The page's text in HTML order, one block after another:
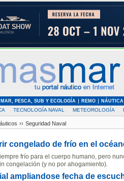
MAR, PESCA, SUB Y ECOLOGÍA REMO NÁUTICA
TECNOLOGÍA NAVAL METEOROLOGÍA
›› Seguridad Naval
congelado de frío en el
frío para el cuerpo humano, pero
congelación (y no por ahogamiento).
ampliandose fecha de